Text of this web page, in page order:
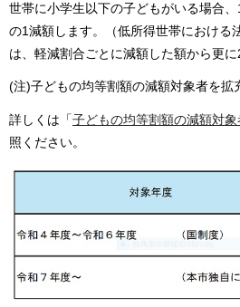
世帯に小学生以下の子どもがいる場合
の1減額します。（低所得世帯における
は、軽減割合ごとに減額した額から更に
(注)子どもの均等割額の減額対象者を拡
詳しくは「子どもの均等割額の減額対
照ください。